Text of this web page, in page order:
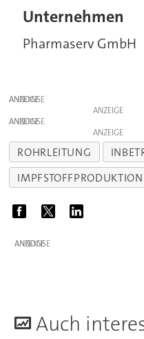
Unternehmen
Pharmaserv GmbH
ANZEIGE
ANZEIGE
ANZEIGE
ANZEIGE
ROHRLEITUNG
IMPFSTOFFPRODUKTION
ANZEIGE
Auch